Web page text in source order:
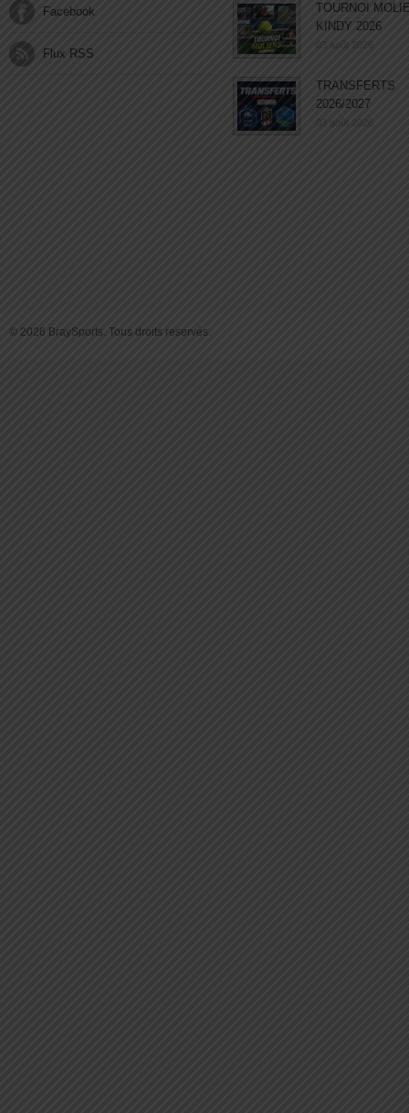
Facebook
Flux RSS
TOURNOI
KINDY 2026
03 août 2026
TRANSFERTS
2026/2027
03 août 2026
© 2026 BraySports. Tous droits reservés.